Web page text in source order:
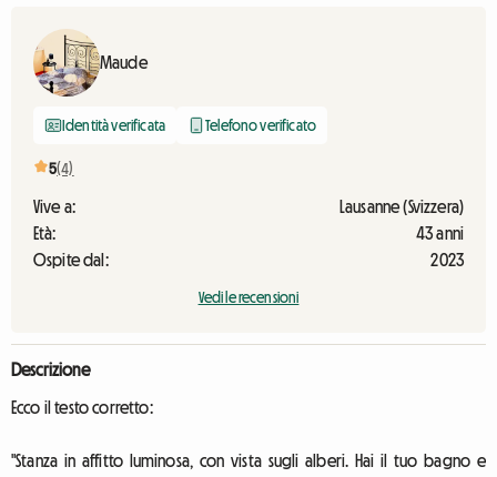
Maude
Identità verificata Telefono verificato
5(4)
Vive a:
Lausanne (Svizzera)
Età:
43 anni
Ospite dal:
2023
Vedi le recensioni
Descrizione
Ecco il testo corretto:
"Stanza in affitto luminosa, con vista sugli alberi. Hai il tuo bagno e